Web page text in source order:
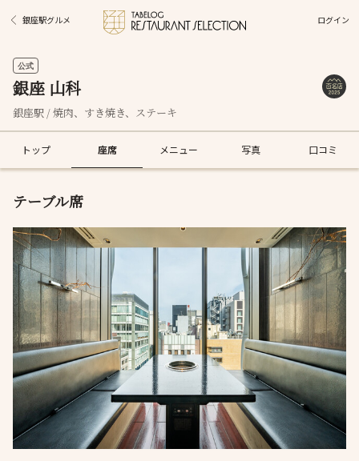
銀座駅グルメ ログイン
公式
銀座 山科
銀座駅 / 焼肉、すき焼き、ステーキ
トップ 座席 メニュー 写真 口コミ
テーブル席